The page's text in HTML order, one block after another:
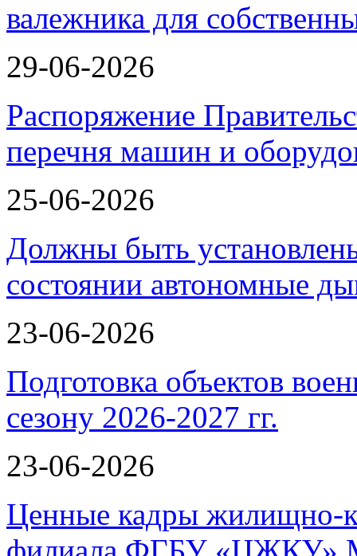
валежника для
29-06-2026
Распоряжение
перечня машин и
25-06-2026
Должны быть
состоянии автономные
23-06-2026
Подготовка объектов
сезону 2026-2027 гг.
23-06-2026
Ценные кадры жилищно-